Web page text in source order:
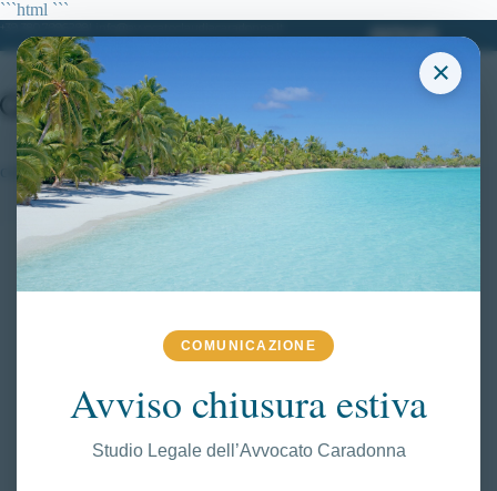
```html
×
COMUNICAZIONE
Avviso chiusura estiva
Studio Legale dell’Avvocato Caradonna
```
contenuto
concorso 3852 allievi carabinieri